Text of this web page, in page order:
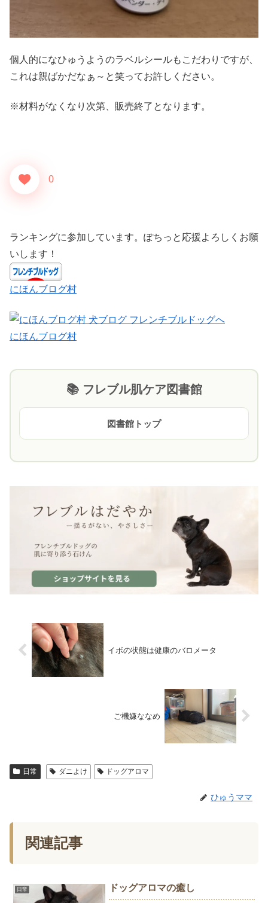
個人的になひゅうようのラベルシールもこだわりですが、
これは親ばかだなぁ～と笑ってお許しください。
※材料がなくなり次第、販売終了となります。
0
ランキングに参加しています。ぽちっと応援よろしくお願
いします！
にほんブログ村
にほんブログ村
📚 フレブル肌ケア図書館
図書館トップ
イボの状態は健康のバロメータ
ご機嫌ななめ
日常 ダニよけ ドッグアロマ
ひゅうママ
関連記事
日常 ドッグアロマの癒し